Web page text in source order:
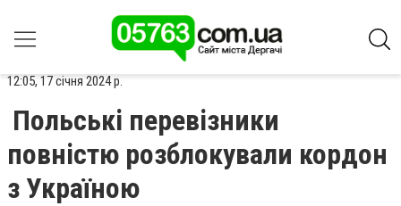
12:05, 17 січня 2024 р.
Польські перевізники
повністю розблокували кордон
з Україною